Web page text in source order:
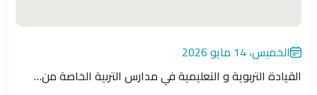
الخميس، 14 مايو 2026
القيادة التربوية و التعليمية في مدارس التربية الخاصة من…